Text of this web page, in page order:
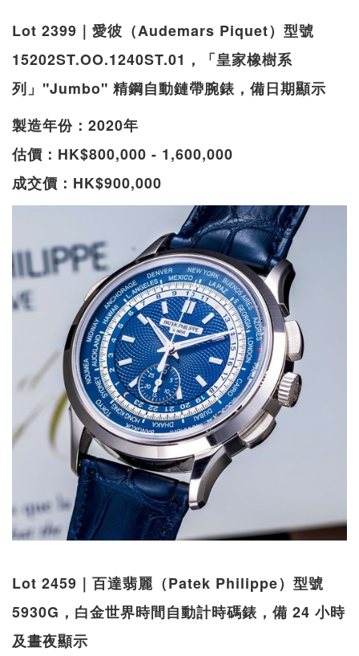
Lot 2399｜愛彼（Audemars Piquet）型號
15202ST.OO.1240ST.01，「皇家橡樹系
列」"Jumbo" 精鋼自動鏈帶腕錶，備日期顯示
製造年份：2020年
估價：HK$800,000 - 1,600,000
成交價：HK$900,000
Lot 2459｜百達翡麗（Patek Philippe）型號
5930G，白金世界時間自動計時碼錶，備 24 小時
及晝夜顯示